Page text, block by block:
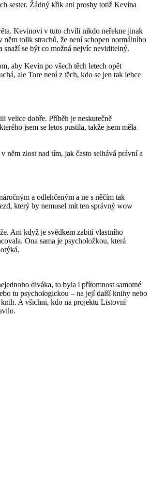
sester. Žádný křik ani prosby totiž Kevina
Kevinovi v tuto chvíli nikdo neřekne jinak
tolik strachů, že není schopen normálního
snaží se být co možná nejvíc neviditelný.
aby Kevin po všech těch letech opět
ale Tore není z těch, kdo se jen tak lehce
velice dobře. Příběh je neskutečně
jsem se letos pustila, takže jsem měla
zlost nad tím, jak často selhává právní a
a odlehčeným a ne s něčím tak
který by nemusel mít ten správný wow
Ani když je svědkem zabití vlastního
Ona sama je psycholožkou, která
diváka, to byla i přítomnost samotné
tu psychologickou – na její další knihy nebo
A všichni, kdo na projektu Listovní